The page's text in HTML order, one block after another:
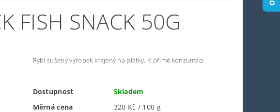
VAŘENÍ
PRO SPORTOVCE
FISH SNACK 50G
Rybí sušený výrobek krájený na plátky. K přímé konzumaci
Dostupnost
Skladem
Měrná cena
320 Kč / 100 g